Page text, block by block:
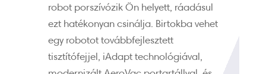
robot porszívózik Ön helyett, ráadásul
ezt hatékonyan csinálja. Birtokba vehet
egy robotot továbbfejlesztett
tisztítófejjel, iAdapt technológiával,